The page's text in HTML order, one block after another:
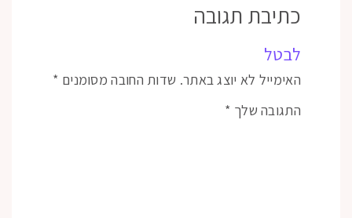
כתיבת תגובה
לבטל
האימייל לא יוצג באתר. שדות החובה מסומנים *
התגובה שלך *